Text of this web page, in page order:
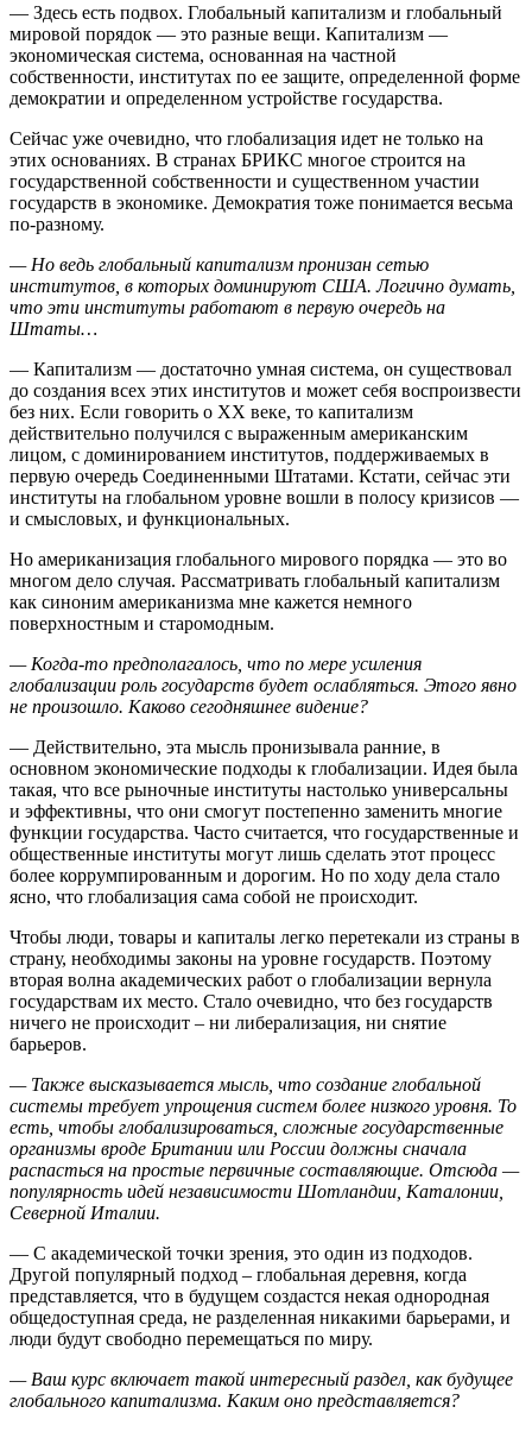
— Здесь есть подвох. Глобальный капитализм и глобальный
мировой порядок — это разные вещи. Капитализм —
экономическая система, основанная на частной
собственности, институтах по ее защите, определенной форме
демократии и определенном устройстве государства.
Сейчас уже очевидно, что глобализация идет не только на
этих основаниях. В странах БРИКС многое строится на
государственной собственности и существенном участии
государств в экономике. Демократия тоже понимается весьма
по-разному.
— Но ведь глобальный капитализм пронизан сетью
институтов, в которых доминируют США. Логично думать,
что эти институты работают в первую очередь на
Штаты…
— Капитализм — достаточно умная система, он существовал
до создания всех этих институтов и может себя воспроизвести
без них. Если говорить о XX веке, то капитализм
действительно получился с выраженным американским
лицом, с доминированием институтов, поддерживаемых в
первую очередь Соединенными Штатами. Кстати, сейчас эти
институты на глобальном уровне вошли в полосу кризисов —
и смысловых, и функциональных.
Но американизация глобального мирового порядка — это во
многом дело случая. Рассматривать глобальный капитализм
как синоним американизма мне кажется немного
поверхностным и старомодным.
— Когда-то предполагалось, что по мере усиления
глобализации роль государств будет ослабляться. Этого явно
не произошло. Каково сегодняшнее видение?
— Действительно, эта мысль пронизывала ранние, в
основном экономические подходы к глобализации. Идея была
такая, что все рыночные институты настолько универсальны
и эффективны, что они смогут постепенно заменить многие
функции государства. Часто считается, что государственные и
общественные институты могут лишь сделать этот процесс
более коррумпированным и дорогим. Но по ходу дела стало
ясно, что глобализация сама собой не происходит.
Чтобы люди, товары и капиталы легко перетекали из страны в
страну, необходимы законы на уровне государств. Поэтому
вторая волна академических работ о глобализации вернула
государствам их место. Стало очевидно, что без государств
ничего не происходит – ни либерализация, ни снятие
барьеров.
— Также высказывается мысль, что создание глобальной
системы требует упрощения систем более низкого уровня. То
есть, чтобы глобализироваться, сложные государственные
организмы вроде Британии или России должны сначала
распасться на простые первичные составляющие. Отсюда —
популярность идей независимости Шотландии, Каталонии,
Северной Италии.
— С академической точки зрения, это один из подходов.
Другой популярный подход – глобальная деревня, когда
представляется, что в будущем создастся некая однородная
общедоступная среда, не разделенная никакими барьерами, и
люди будут свободно перемещаться по миру.
— Ваш курс включает такой интересный раздел, как будущее
глобального капитализма. Каким оно представляется?